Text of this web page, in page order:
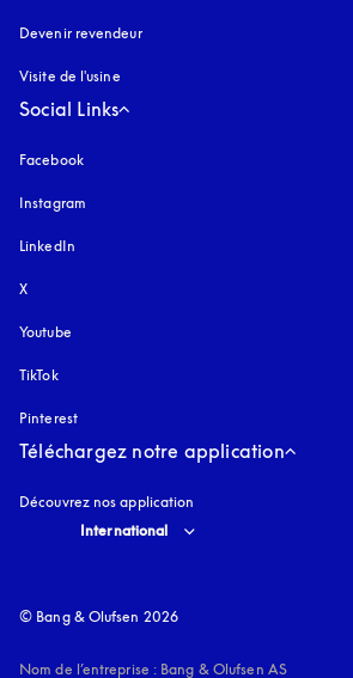
Devenir revendeur
Visite de l'usine
Social Links
Facebook
Instagram
LinkedIn
X
Youtube
TikTok
Pinterest
Téléchargez notre application
Découvrez nos application
Select country and language
International
© Bang & Olufsen 2026
Nom de l’entreprise : Bang & Olufsen AS